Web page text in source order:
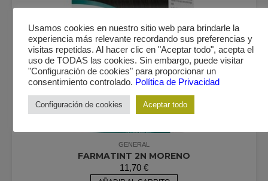
GENERAL
FARMATINT 2N MORENO
11,70 €
Usamos cookies en nuestro sitio web para brindarle la
experiencia más relevante recordando sus preferencias y
visitas repetidas. Al hacer clic en "Aceptar todo", acepta el
uso de TODAS las cookies. Sin embargo, puede visitar
"Configuración de cookies" para proporcionar un
consentimiento controlado. Política de Privacidad
Configuración de cookies Aceptar todo